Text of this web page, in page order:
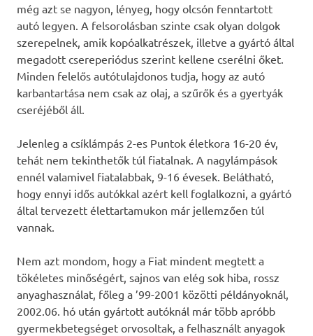
még azt se nagyon, lényeg, hogy olcsón fenntartott
autó legyen. A felsorolásban szinte csak olyan dolgok
szerepelnek, amik kopóalkatrészek, illetve a gyártó által
megadott csereperiódus szerint kellene cserélni őket.
Minden felelős autótulajdonos tudja, hogy az autó
karbantartása nem csak az olaj, a szűrők és a gyertyák
cseréjéből áll.
Jelenleg a csíklámpás 2-es Puntok életkora 16-20 év,
tehát nem tekinthetők túl fiatalnak. A nagylámpások
ennél valamivel fiatalabbak, 9-16 évesek. Belátható,
hogy ennyi idős autókkal azért kell foglalkozni, a gyártó
által tervezett élettartamukon már jellemzően túl
vannak.
Nem azt mondom, hogy a Fiat mindent megtett a
tökéletes minőségért, sajnos van elég sok hiba, rossz
anyaghasználat, főleg a ’99-2001 közötti példányoknál,
2002.06. hó után gyártott autóknál már több apróbb
gyermekbetegséget orvosoltak, a felhasznált anyagok